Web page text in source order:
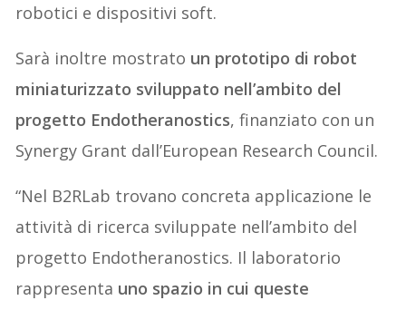
robotici e dispositivi soft.
Sarà inoltre mostrato un prototipo di robot
miniaturizzato sviluppato nell’ambito del
progetto Endotheranostics, finanziato con un
Synergy Grant dall’European Research Council.
“Nel B2RLab trovano concreta applicazione le
attività di ricerca sviluppate nell’ambito del
progetto Endotheranostics. Il laboratorio
rappresenta uno spazio in cui queste